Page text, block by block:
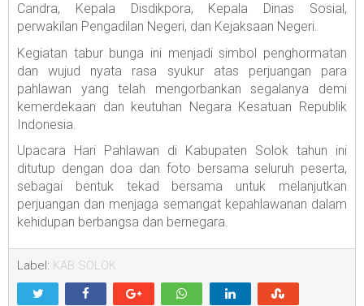
Candra, Kepala Disdikpora, Kepala Dinas Sosial,
perwakilan Pengadilan Negeri, dan Kejaksaan Negeri.
Kegiatan tabur bunga ini menjadi simbol penghormatan
dan wujud nyata rasa syukur atas perjuangan para
pahlawan yang telah mengorbankan segalanya demi
kemerdekaan dan keutuhan Negara Kesatuan Republik
Indonesia.
Upacara Hari Pahlawan di Kabupaten Solok tahun ini
ditutup dengan doa dan foto bersama seluruh peserta,
sebagai bentuk tekad bersama untuk melanjutkan
perjuangan dan menjaga semangat kepahlawanan dalam
kehidupan berbangsa dan bernegara.
Label: KAB.SOLOK